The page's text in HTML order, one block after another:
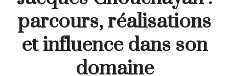
parcours, réalisations
et influence dans son
domaine